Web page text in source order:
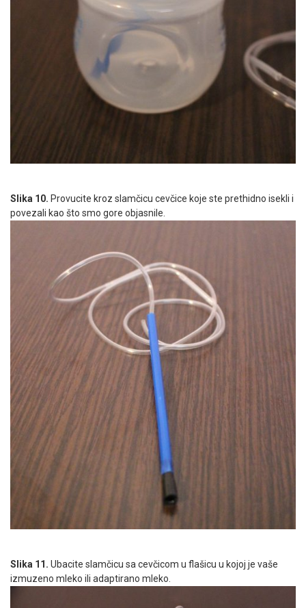
Slika 10. Provucite kroz slamčicu cevčice koje ste prethidno isekli i
povezali kao što smo gore objasnile.
Slika 11. Ubacite slamčicu sa cevčicom u flašicu u kojoj je vaše
izmuzeno mleko ili adaptirano mleko.